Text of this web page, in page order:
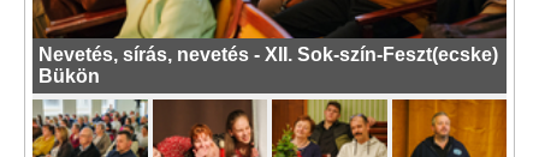
Nevetés, sírás, nevetés - XII. Sok-szín-Feszt(ecske)
Bükön